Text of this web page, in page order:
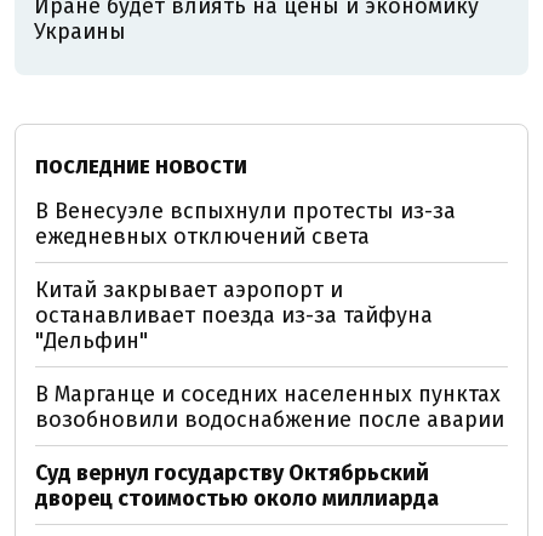
Иране будет влиять на цены и экономику
Украины
ПОСЛЕДНИЕ НОВОСТИ
В Венесуэле вспыхнули протесты из-за
ежедневных отключений света
Китай закрывает аэропорт и
останавливает поезда из-за тайфуна
"Дельфин"
В Марганце и соседних населенных пунктах
возобновили водоснабжение после аварии
Суд вернул государству Октябрьский
дворец стоимостью около миллиарда